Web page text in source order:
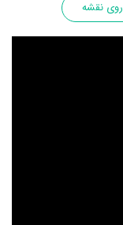
روی نقشه